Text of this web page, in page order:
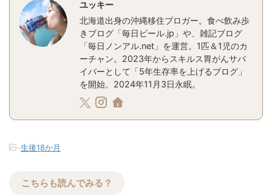
ユッキー
北海道出身の沖縄移住ブロガー。食べ飲み歩
きブログ「毎日ビール.jp」や、雑記ブログ
「毎日ノンアル.net」を運営。1匹＆1児のカ
ーチャン。2023年からスキルス胃がんサバ
イバーとして「5年生存率を上げるブログ」
を開始。2024年11月3日永眠。
-生後18か月
こちらも読んでみる？